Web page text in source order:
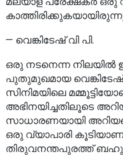
— വെങ്കിടേഷ് വി പി.
ഒരു നടനെന്ന നിലയിൽ
പുതുമുഖമായ വെങ്കിടേഷ്,
സിനിമയിലെ
അഭിനയിച്ചതിലൂടെ
സാധാരണയായി
ഒരു വ്യാപാരി
തിരുവനന്തപുരത്ത്